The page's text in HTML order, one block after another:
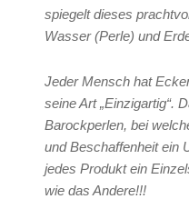
spiegelt dieses
Wasser (Perle) und
Jeder Mensch hat
seine Art „Einzigartig“.
Barockperlen, bei
und Beschaffenheit ein
jedes Produkt ein
wie das Andere!!!